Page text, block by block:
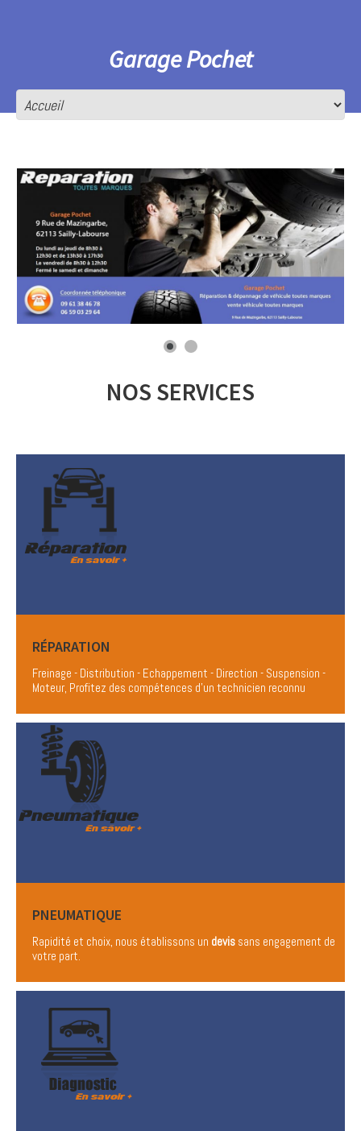
Garage Pochet
NOS SERVICES
RÉPARATION
Freinage - Distribution - Echappement - Direction - Suspension -
Moteur, Profitez des compétences d'un technicien reconnu
PNEUMATIQUE
Rapidité et choix, nous établissons un devis sans engagement de
votre part.